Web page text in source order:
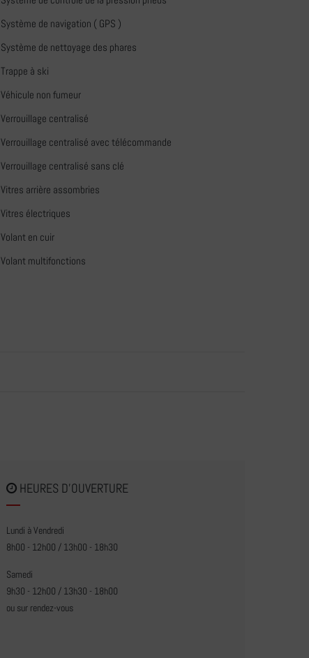
Système de navigation ( GPS )
Système de nettoyage des phares
Trappe à ski
Véhicule non fumeur
Verrouillage centralisé
Verrouillage centralisé avec télécommande
Verrouillage centralisé sans clé
Vitres arrière assombries
Vitres électriques
Volant en cuir
Volant multifonctions
HEURES D'OUVERTURE
Lundi à Vendredi
8h00 - 12h00 / 13h00 - 18h30
Samedi
9h30 - 12h00 / 13h30 - 18h00
ou sur rendez-vous